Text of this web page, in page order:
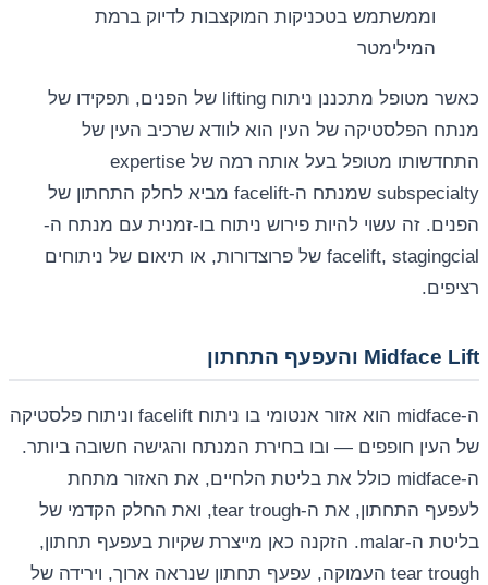
וממשתמש בטכניקות המוקצבות לדיוק ברמת
המילימטר
כאשר מטופל מתכננן ניתוח lifting של הפנים, תפקידו של
מנתח הפלסטיקה של העין הוא לוודא שרכיב העין של
התחדשותו מטופל בעל אותה רמה של expertise
subspecialty שמנתח ה-facelift מביא לחלק התחתון של
הפנים. זה עשוי להיות פירוש ניתוח בו-זמנית עם מנתח ה-
facelift, stagingcial של פרוצדורות, או תיאום של ניתוחים
רציפים.
Midface Lift והעפעף התחתון
ה-midface הוא אזור אנטומי בו ניתוח facelift וניתוח פלסטיקה
של העין חופפים — ובו בחירת המנתח והגישה חשובה ביותר.
ה-midface כולל את בליטת הלחיים, את האזור מתחת
לעפעף התחתון, את ה-tear trough, ואת החלק הקדמי של
בליטת ה-malar. הזקנה כאן מייצרת שקיות בעפעף תחתון,
tear trough העמוקה, עפעף תחתון שנראה ארוך, וירידה של